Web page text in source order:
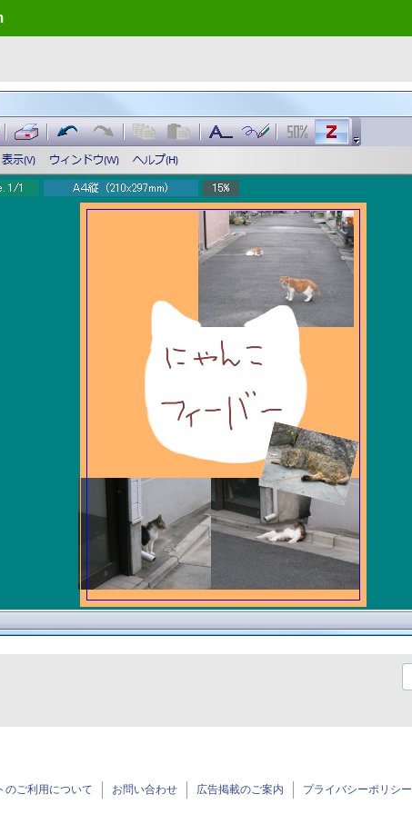
のご利用について お問い合わせ 広告掲載のご案内 プライバシーポリシー